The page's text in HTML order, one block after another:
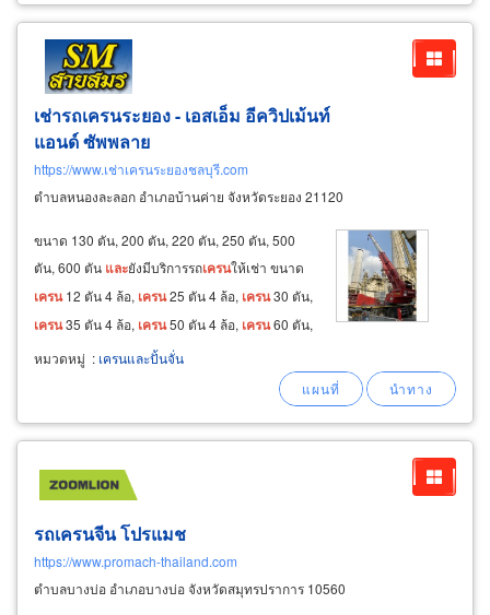
เช่ารถเครนระยอง - เอสเอ็ม อีควิปเม้นท์
แอนด์ ซัพพลาย
https://www.เช่าเครนระยองชลบุรี.com
ตำบลหนองละลอก อำเภอบ้านค่าย จังหวัดระยอง 21120
ขนาด 130 ตัน, 200 ตัน, 220 ตัน, 250 ตัน, 500
ตัน, 600 ตัน และยังมีบริการรถเครนให้เช่า ขนาด
เครน12 ตัน 4 ล้อ, เครน25 ตัน 4 ล้อ, เครน30 ตัน,
เครน35 ตัน 4 ล้อ, เครน50 ตัน 4 ล้อ, เครน60 ตัน,
เครน70 ตัน 4 ล้อ,เครน70 ตัน 8 ล้อ,
100 ตัน ติดต่อสอบถามราย
หมวดหมู่ : เครนและปั้นจั่น
รถเครนจีน โปรแมช
https://www.promach-thailand.com
ตำบลบางบ่อ อำเภอบางบ่อ จังหวัดสมุทรปราการ 10560